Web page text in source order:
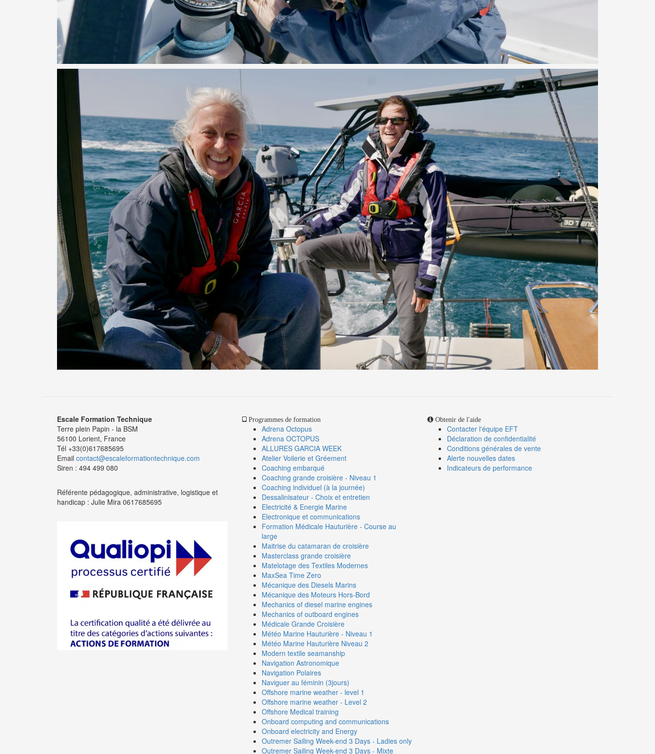
Escale Formation Technique
Terre plein Papin - la BSM
56100 Lorient, France
Tél +33(0)617685695
Email contact@escaleformationtechnique.com
Siren : 494 499 080
Référente pédagogique, administrative, logistique et
handicap : Julie Mira 0617685695
Programmes de formation
Adrena Octopus
Adrena OCTOPUS
ALLURES GARCIA WEEK
Atelier Voilerie et Gréement
Coaching embarqué
Coaching grande croisière - Niveau 1
Coaching individuel (à la journée)
Dessalinisateur - Choix et entretien
Electricité & Energie Marine
Electronique et communications
Formation Médicale Hauturière - Course au
large
Maitrise du catamaran de croisière
Masterclass grande croisière
Matelotage des Textiles Modernes
MaxSea Time Zero
Mécanique des Diesels Marins
Mécanique des Moteurs Hors-Bord
Mechanics of diesel marine engines
Mechanics of outboard engines
Médicale Grande Croisière
Météo Marine Hauturière - Niveau 1
Météo Marine Hauturière Niveau 2
Modern textile seamanship
Navigation Astronomique
Navigation Polaires
Naviguer au féminin (3jours)
Offshore marine weather - level 1
Offshore marine weather - Level 2
Offshore Medical training
Onboard computing and communications
Onboard electricity and Energy
Outremer Sailing Week-end 3 Days - Ladies only
Outremer Sailing Week-end 3 Days - Mixte
Obtenir de l'aide
Contacter l'équipe EFT
Déclaration de confidentialité
Conditions générales de vente
Alerte nouvelles dates
Indicateurs de performance